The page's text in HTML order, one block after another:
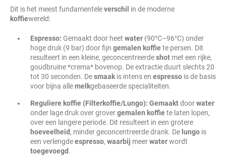
Dit is het meest fundamenteleverschil in de moderne
koffiewereld:
Espresso: Gemaakt door heet water (90°C–96°C) onder
hoge druk (9 bar) door fijn gemalen koffiete persen. Dit
resulteert in een kleine, geconcentreerdeshot met een rijke,
goudbruine *crema* bovenop. De extractie duurt slechts 20
tot 30 seconden. Desmaakis intens en espresso is de basis
voor bijna allemelkgebaseerde specialiteiten.
Reguliere koffie (Filterkoffie/Lungo): Gemaaktdoorwater
onder lage druk over grovergemalen koffiete laten lopen,
over een langere periode. Dit resulteert in een grotere
hoeveelheid, minder geconcentreerde drank. De lungo is
een verlengdeespresso, waarbij meerwaterwordt
toegevoegd.